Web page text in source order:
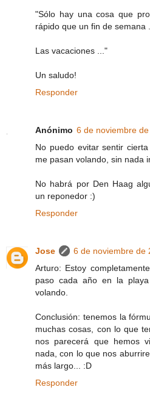
"Sólo hay una cosa que
rápido que un fin de semana
Las vacaciones ..."
Un saludo!
Responder
Anónimo 6 de noviembre
No puedo evitar sentir
me pasan volando, sin nada
No habrá por Den Haag
un reponedor :)
Responder
Jose
6 de noviembre de
Arturo: Estoy
paso cada año en la
volando.
Conclusión: tenemos la
muchas cosas, con lo que
nos parecerá que hemos
nada, con lo que nos
más largo... :D
Responder